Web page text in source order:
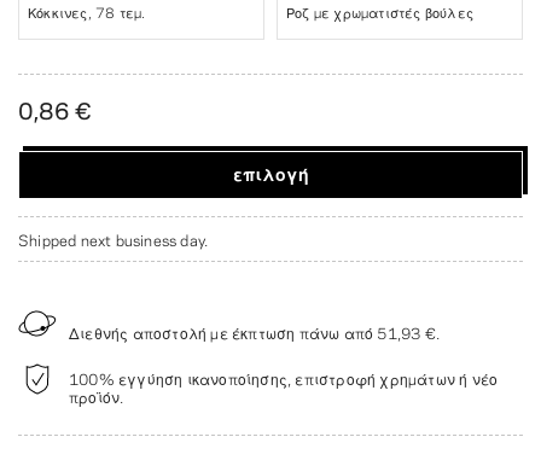
Κόκκινες, 78 τεμ. Ροζ με χρωματιστές βούλες
0,86 €
επιλογή
Shipped next business day.
Διεθνής αποστολή με έκπτωση πάνω από 51,93 €
100% εγγύηση ικανοποίησης, επιστροφή χρημάτων ή νέο
προϊόν.